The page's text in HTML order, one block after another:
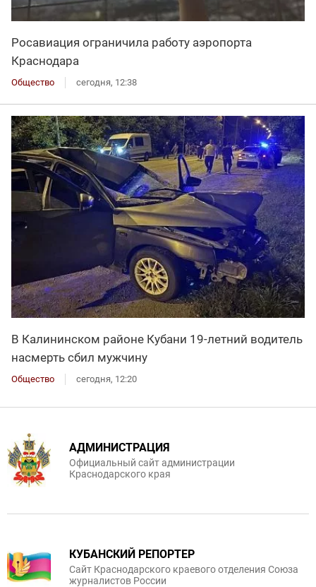
Росавиация ограничила работу аэропорта
Краснодара
Общество сегодня, 12:38
В Калининском районе Кубани 19-летний водитель
насмерть сбил мужчину
Общество сегодня, 12:20
АДМИНИСТРАЦИЯ
Официальный сайт администрации
Краснодарского края
КУБАНСКИЙ РЕПОРТЕР
Сайт Краснодарского краевого отделения Союза
журналистов России